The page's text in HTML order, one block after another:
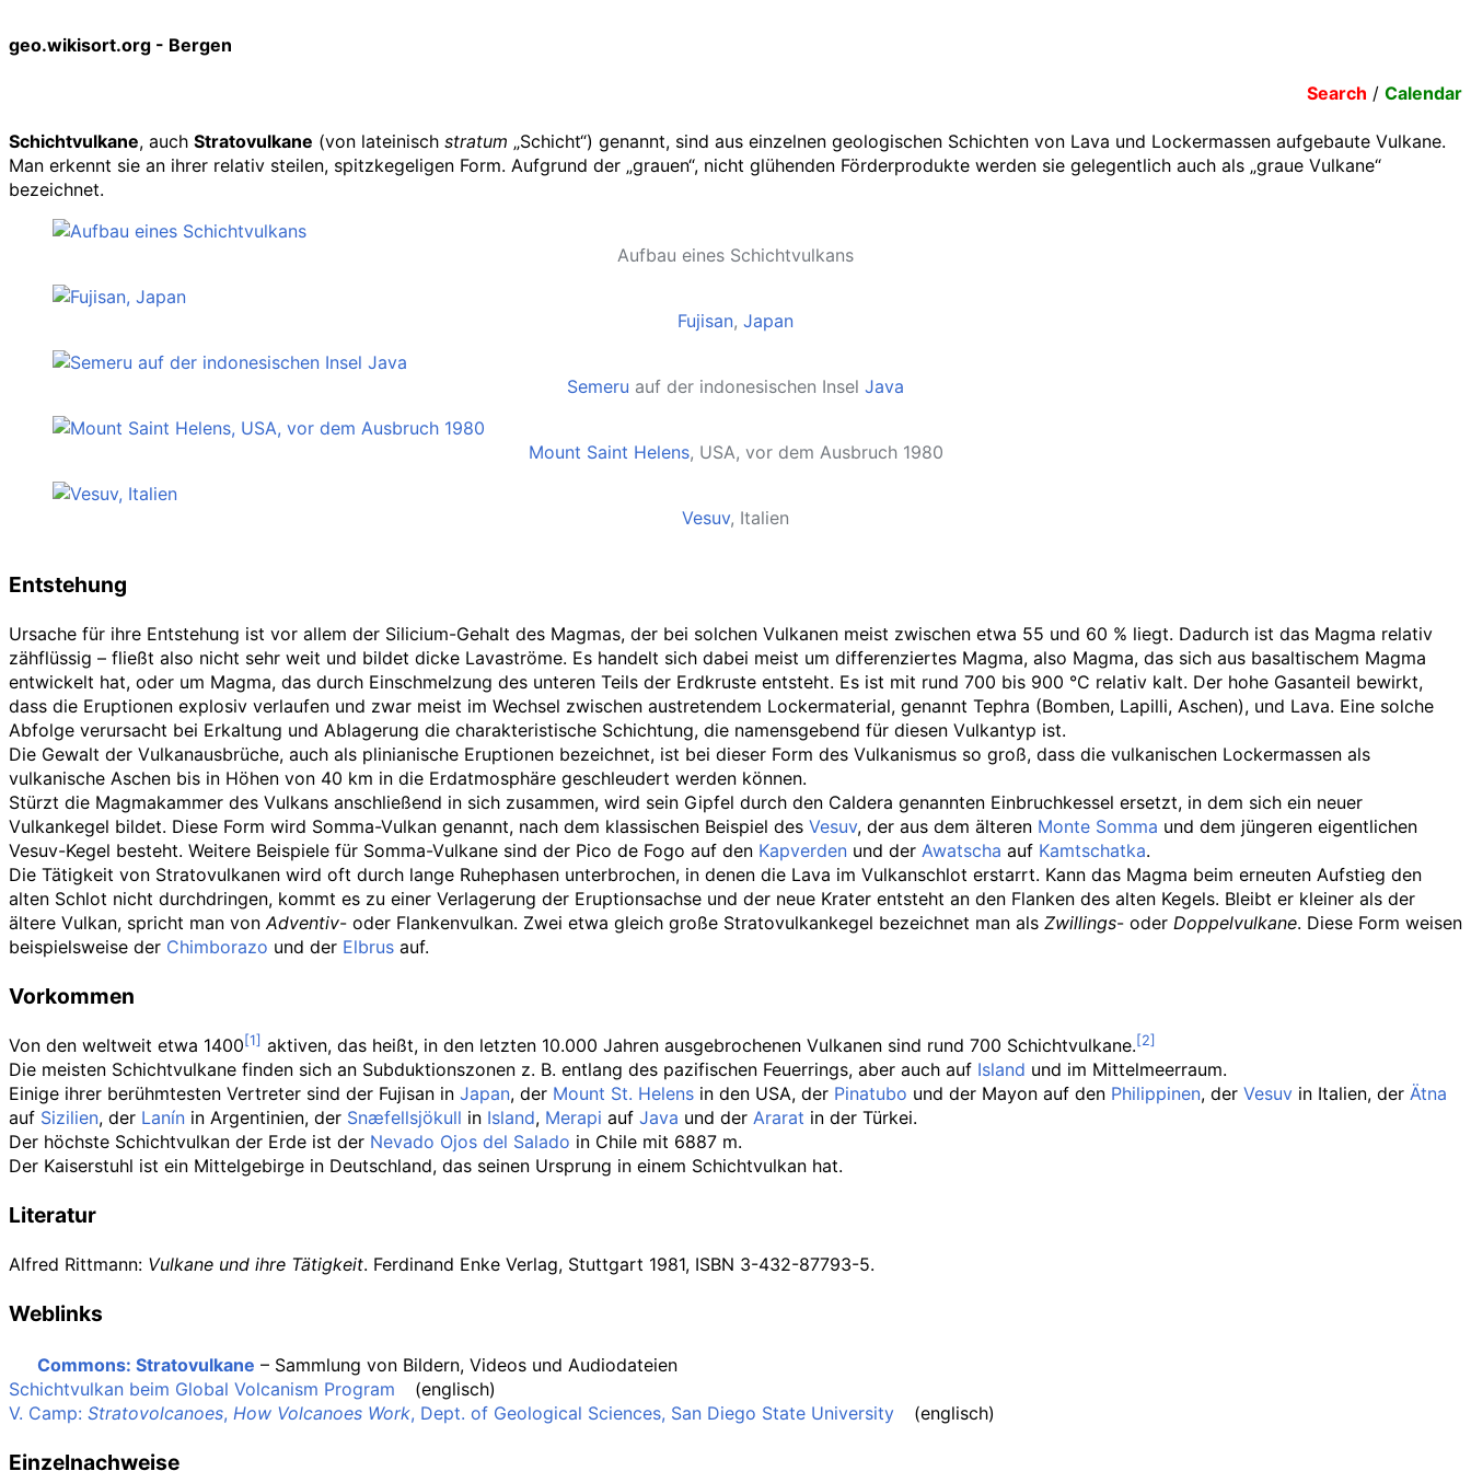
geo.wikisort.org - Bergen
Search / Calendar
Schichtvulkane, auch Stratovulkane (von lateinisch stratum „Schicht“) genannt, sind aus einzelnen geologischen Schichten von Lava und Lockermassen aufgebaute Vulkane.
Man erkennt sie an ihrer relativ steilen, spitzkegeligen Form. Aufgrund der „grauen“, nicht glühenden Förderprodukte werden sie gelegentlich auch als „graue Vulkane“
bezeichnet.
Aufbau eines Schichtvulkans
Fujisan, Japan
Semeru auf der indonesischen Insel Java
Mount Saint Helens, USA, vor dem Ausbruch 1980
Vesuv, Italien
Entstehung
Ursache für ihre Entstehung ist vor allem der Silicium-Gehalt des Magmas, der bei solchen Vulkanen meist zwischen etwa 55 und 60 % liegt. Dadurch ist das Magma relativ
zähflüssig – fließt also nicht sehr weit und bildet dicke Lavaströme. Es handelt sich dabei meist um differenziertes Magma, also Magma, das sich aus basaltischem Magma
entwickelt hat, oder um Magma, das durch Einschmelzung des unteren Teils der Erdkruste entsteht. Es ist mit rund 700 bis 900 °C relativ kalt. Der hohe Gasanteil bewirkt,
dass die Eruptionen explosiv verlaufen und zwar meist im Wechsel zwischen austretendem Lockermaterial, genannt Tephra (Bomben, Lapilli, Aschen), und Lava. Eine solche
Abfolge verursacht bei Erkaltung und Ablagerung die charakteristische Schichtung, die namensgebend für diesen Vulkantyp ist.
Die Gewalt der Vulkanausbrüche, auch als plinianische Eruptionen bezeichnet, ist bei dieser Form des Vulkanismus so groß, dass die vulkanischen Lockermassen als
vulkanische Aschen bis in Höhen von 40 km in die Erdatmosphäre geschleudert werden können.
Stürzt die Magmakammer des Vulkans anschließend in sich zusammen, wird sein Gipfel durch den Caldera genannten Einbruchkessel ersetzt, in dem sich ein neuer
Vulkankegel bildet. Diese Form wird Somma-Vulkan genannt, nach dem klassischen Beispiel des Vesuv, der aus dem älteren Monte Somma und dem jüngeren eigentlichen
Vesuv-Kegel besteht. Weitere Beispiele für Somma-Vulkane sind der Pico de Fogo auf den Kapverden und der Awatscha auf Kamtschatka.
Die Tätigkeit von Stratovulkanen wird oft durch lange Ruhephasen unterbrochen, in denen die Lava im Vulkanschlot erstarrt. Kann das Magma beim erneuten Aufstieg den
alten Schlot nicht durchdringen, kommt es zu einer Verlagerung der Eruptionsachse und der neue Krater entsteht an den Flanken des alten Kegels. Bleibt er kleiner als der
ältere Vulkan, spricht man vonAdventiv- oder Flankenvulkan. Zwei etwa gleich große Stratovulkankegel bezeichnet man als Zwillings- oder Doppelvulkane. Diese Form weisen
beispielsweise der Chimborazo und der Elbrus auf.
Vorkommen
Von den weltweit etwa 1400
aktiven, das heißt, in den letzten 10.000 Jahren ausgebrochenen Vulkanen sind rund 700 Schichtvulkane.
Die meisten Schichtvulkane finden sich an Subduktionszonen z. B. entlang des pazifischen Feuerrings, aber auch auf Island und im Mittelmeerraum.
Einige ihrer berühmtesten Vertreter sind der Fujisan in Japan, der Mount St. Helens in den USA, der Pinatubo und der Mayon auf den Philippinen, der Vesuv in Italien, der Ätna
auf Sizilien, der Lanín in Argentinien, der Snæfellsjökull in Island, Merapi auf Java und der Ararat in der Türkei.
Der höchste Schichtvulkan der Erde ist der Nevado Ojos del Salado in Chile mit 6887 m.
Der Kaiserstuhl ist ein Mittelgebirge in Deutschland, das seinen Ursprung in einem Schichtvulkan hat.
Literatur
Alfred Rittmann: Vulkane und ihre Tätigkeit. Ferdinand Enke Verlag, Stuttgart 1981, ISBN 3-432-87793-5.
Weblinks
Commons: Stratovulkane – Sammlung von Bildern, Videos und Audiodateien
Schichtvulkan beim Global Volcanism Program
(englisch)
V. Camp: Stratovolcanoes, How Volcanoes Work, Dept. of Geological Sciences, San Diego State University (englisch)
Einzelnachweise